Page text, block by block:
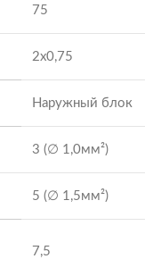
75
2х0,75
Наружный блок
3 (∅ 1,0мм²)
5 (∅ 1,5мм²)
7,5